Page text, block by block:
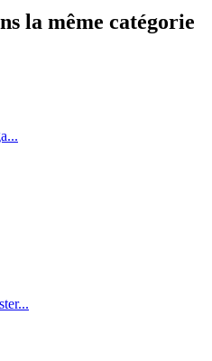
la même catégorie